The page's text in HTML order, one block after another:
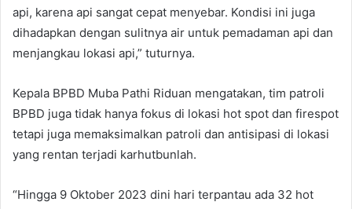
api, karena api sangat cepat menyebar. Kondisi ini juga
dihadapkan dengan sulitnya air untuk pemadaman api dan
menjangkau lokasi api,” tuturnya.
Kepala BPBD Muba Pathi Riduan mengatakan, tim patroli
BPBD juga tidak hanya fokus di lokasi hot spot dan firespot
tetapi juga memaksimalkan patroli dan antisipasi di lokasi
yang rentan terjadi karhutbunlah.
“Hingga 9 Oktober 2023 dini hari terpantau ada 32 hot